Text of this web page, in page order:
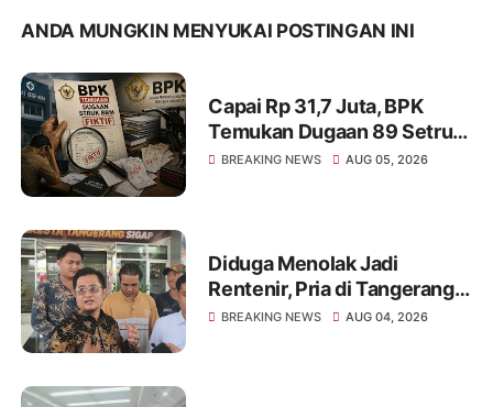
ANDA MUNGKIN MENYUKAI POSTINGAN INI
Capai Rp 31,7 Juta, BPK
Temukan Dugaan 89 Setruk
BBM Fiktif di Dinkes Kota
BREAKING NEWS AUG 05, 2026
Diduga Menolak Jadi
Rentenir, Pria di Tangerang
Diduga Jadi Korban
BREAKING NEWS AUG 04, 2026